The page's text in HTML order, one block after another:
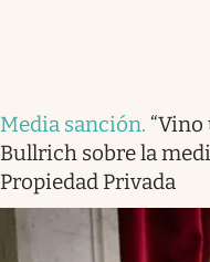
Media sanción. “Vino
Bullrich sobre la
Propiedad Privada